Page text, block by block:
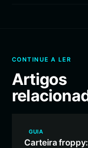
CONTINUE A LER
Artigos
GUIA
Carteira